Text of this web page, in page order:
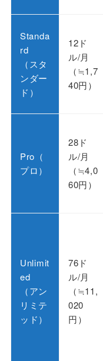
Standa
rd
（スタ
ンダー
ド）
12ド
ル/月
（≒1,7
40円）
Pro（
プロ）
28ド
ル/月
（≒4,0
60円）
Unlimit
ed
（アン
リミテ
ッド）
76ド
ル/月
（≒11,
020
円）